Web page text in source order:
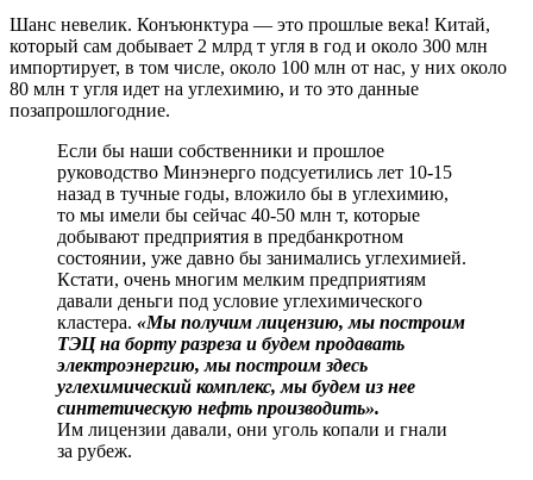
Шанс невелик. Конъюнктура — это прошлые века! Китай,
который сам добывает 2 млрд т угля в год и около 300 млн
импортирует, в том числе, около 100 млн от нас, у них около
80 млн т угля идет на углехимию, и то это данные
позапрошлогодние.
Если бы наши собственники и прошлое
руководство Минэнерго подсуетились лет 10-15
назад в тучные годы, вложило бы в углехимию,
то мы имели бы сейчас 40-50 млн т, которые
добывают предприятия в предбанкротном
состоянии, уже давно бы занимались углехимией.
Кстати, очень многим мелким предприятиям
давали деньги под условие углехимического
кластера. «Мы получим лицензию, мы построим
ТЭЦ на борту разреза и будем продавать
электроэнергию, мы построим здесь
углехимический комплекс, мы будем из нее
синтетическую нефть производить».
Им лицензии давали, они уголь копали и гнали
за рубеж.